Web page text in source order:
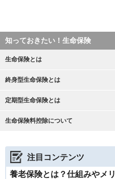
知っておきたい！生命保険
生命保険とは
終身型生命保険とは
定期型生命保険とは
生命保険料控除について
注目コンテンツ
養老保険とは？仕組みやメ